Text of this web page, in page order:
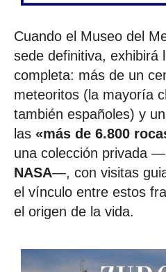
Cuando el Museo del
sede definitiva, exhibirá
completa: más de un
meteoritos (la mayoría
también españoles) y
las «más de 6.800
una colección privada
NASA—, con visitas
el vínculo entre estos
el origen de la vida.